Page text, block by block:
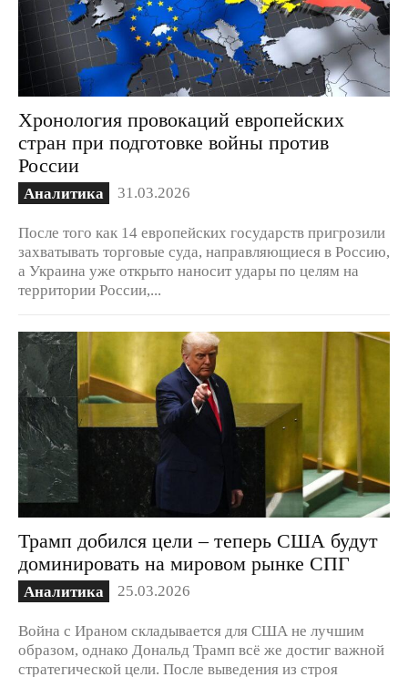
Хронология провокаций европейских
стран при подготовке войны против
России
Аналитика 31.03.2026
После того как 14 европейских государств пригрозили
захватывать торговые суда, направляющиеся в Россию,
а Украина уже открыто наносит удары по целям на
территории России,...
Трамп добился цели – теперь США будут
доминировать на мировом рынке СПГ
Аналитика 25.03.2026
Война с Ираном складывается для США не лучшим
образом, однако Дональд Трамп всё же достиг важной
стратегической цели. После выведения из строя